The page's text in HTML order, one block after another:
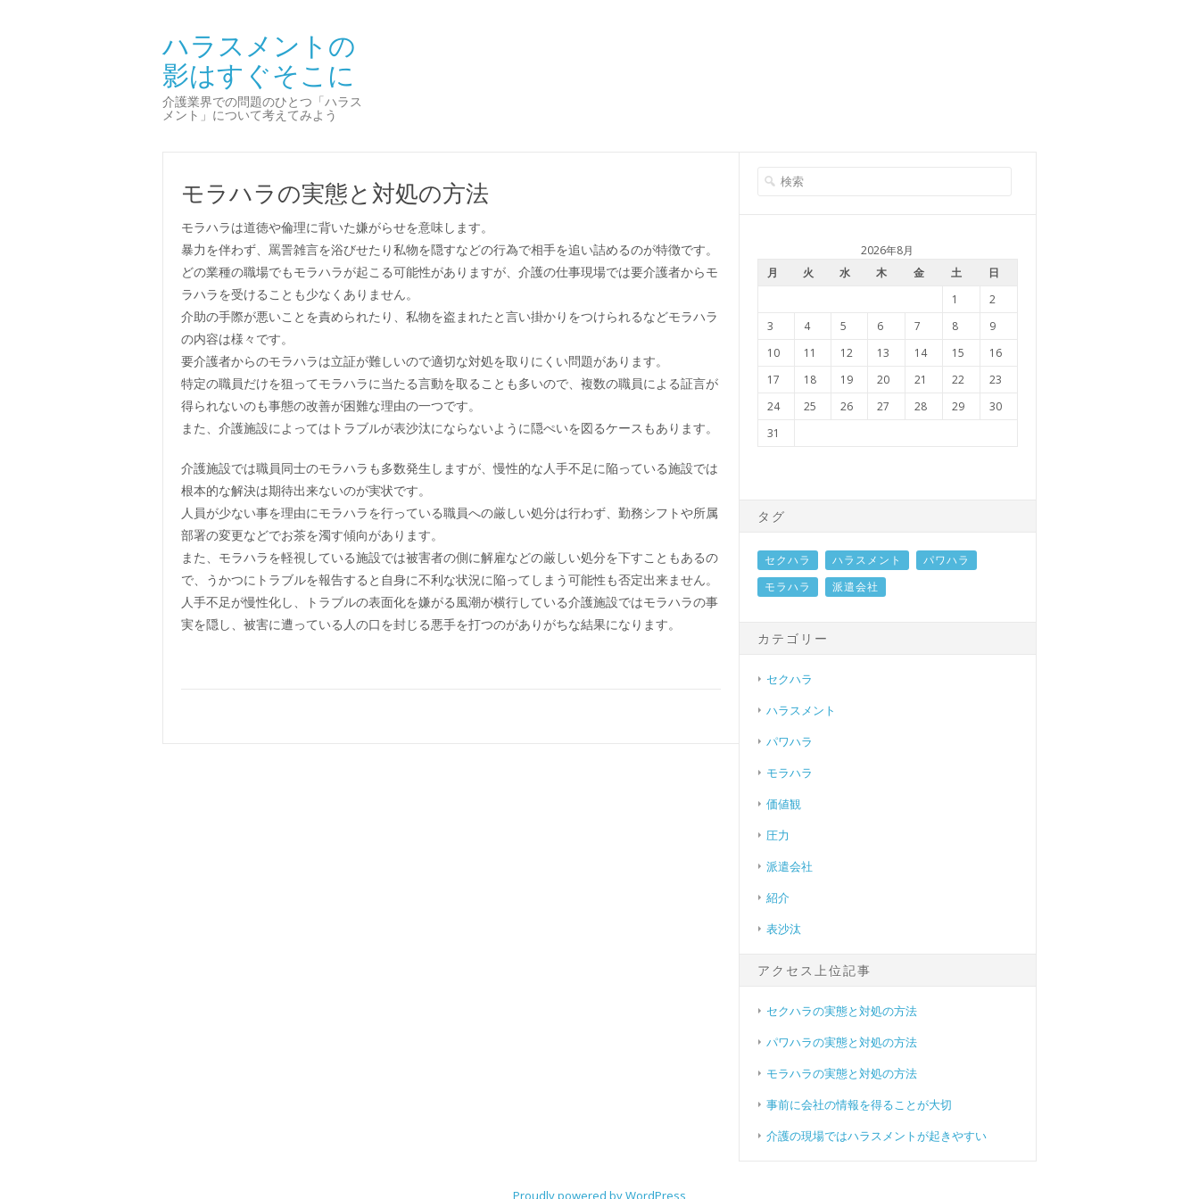
ハラスメントの
影はすぐそこに
介護業界での問題のひとつ「ハラス
メント」について考えてみよう
モラハラの実態と対処の方法
モラハラは道徳や倫理に背いた嫌がらせを意味します。
暴力を伴わず、罵詈雑言を浴びせたり私物を隠すなどの行為で相手を追い詰めるのが特徴です。
どの業種の職場でもモラハラが起こる可能性がありますが、介護の仕事現場では要介護者からモ
ラハラを受けることも少なくありません。
介助の手際が悪いことを責められたり、私物を盗まれたと言い掛かりをつけられるなどモラハラ
の内容は様々です。
要介護者からのモラハラは立証が難しいので適切な対処を取りにくい問題があります。
特定の職員だけを狙ってモラハラに当たる言動を取ることも多いので、複数の職員による証言が
得られないのも事態の改善が困難な理由の一つです。
また、介護施設によってはトラブルが表沙汰にならないように隠ぺいを図るケースもあります。
介護施設では職員同士のモラハラも多数発生しますが、慢性的な人手不足に陥っている施設では
根本的な解決は期待出来ないのが実状です。
人員が少ない事を理由にモラハラを行っている職員への厳しい処分は行わず、勤務シフトや所属
部署の変更などでお茶を濁す傾向があります。
また、モラハラを軽視している施設では被害者の側に解雇などの厳しい処分を下すこともあるの
で、うかつにトラブルを報告すると自身に不利な状況に陥ってしまう可能性も否定出来ません。
人手不足が慢性化し、トラブルの表面化を嫌がる風潮が横行している介護施設ではモラハラの事
実を隠し、被害に遭っている人の口を封じる悪手を打つのがありがちな結果になります。
2026年8月
月
火 水 木 金 土
日
1
2
3
4 5 6 7 8
9
10
11 12 13 14 15
16
17
18 19 20 21 22
23
24
25 26 27 28 29
30
31
タグ
セクハラ ハラスメント
パワハラ
モラハラ
派遣会社
カテゴリー
セクハラ
ハラスメント
パワハラ
モラハラ
価値観
圧力
派遣会社
紹介
表沙汰
アクセス上位記事
セクハラの実態と対処の方法
パワハラの実態と対処の方法
モラハラの実態と対処の方法
事前に会社の情報を得ることが大切
介護の現場ではハラスメントが起きやすい
Proudly powered by WordPress